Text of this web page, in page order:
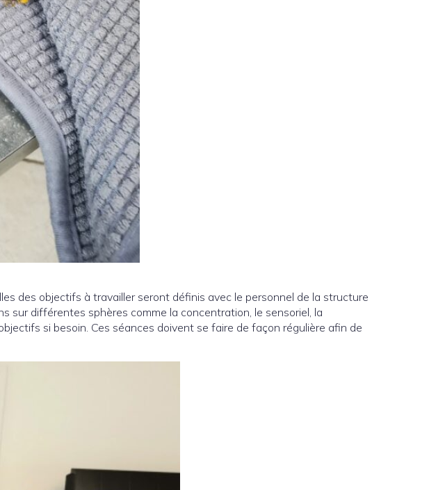
des objectifs à travailler seront définis avec le personnel de la structure
sur différentes sphères comme la concentration, le sensoriel, la
si besoin. Ces séances doivent se faire de façon régulière afin de